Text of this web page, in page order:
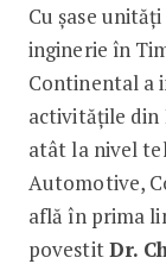
Cu șase
inginerie în
Continental a
activitățile din
atât la nivel
Automotive,
află în prima
povestitDr.